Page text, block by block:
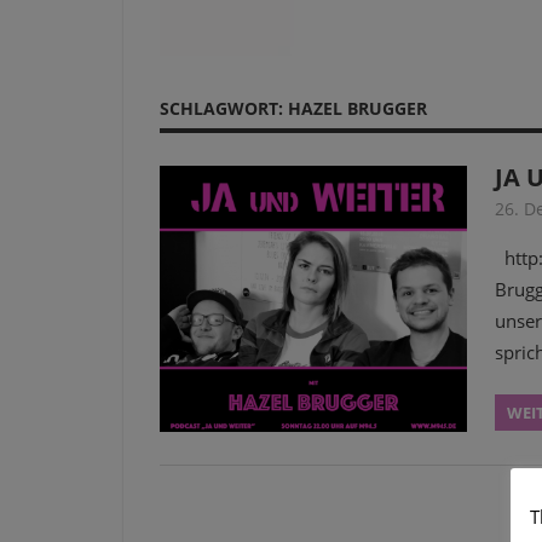
SCHLAGWORT: HAZEL BRUGGER
JA
26.